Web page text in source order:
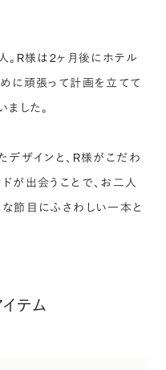
。R様は2ヶ月後にホテル
に頑張って計画を立てて
した。
デザインと、R様がこだわ
が出会うことで、お二人
節目にふさわしい一本と
テム